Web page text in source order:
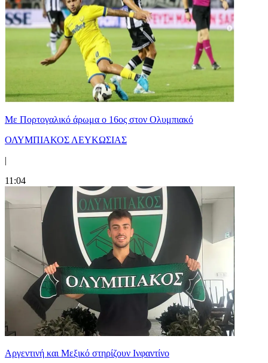
Με Πορτογαλικό άρωμα ο 16ος στον Ολυμπιακό
ΟΛΥΜΠΙΑΚΟΣ ΛΕΥΚΩΣΙΑΣ
|
11:04
Αργεντινή και Μεξικό στηρίζουν Ινφαντίνο